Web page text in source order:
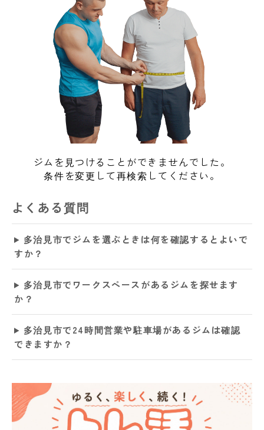
ジムを見つけることができませんでした。
条件を変更して再検索してください。
よくある質問
多治見市でジムを選ぶときは何を確認するとよいで
すか？
多治見市でワークスペースがあるジムを探せます
か？
多治見市で24時間営業や駐車場があるジムは確認
できますか？